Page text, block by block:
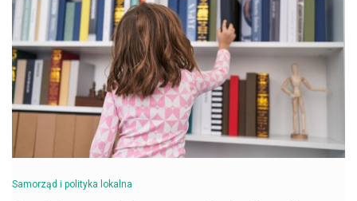
Samorząd i polityka lokalna